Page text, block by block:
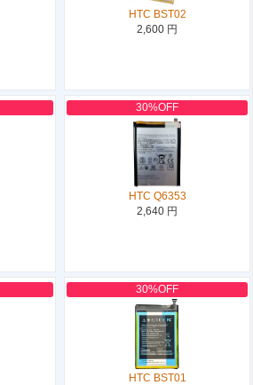
HTC BST02
2,600 円
30%OFF
HTC Q6353
2,640 円
30%OFF
HTC BST01